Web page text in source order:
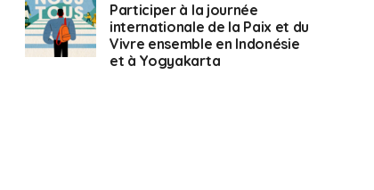
Participer à la journée
internationale de la Paix et du
Vivre ensemble en Indonésie
et à Yogyakarta